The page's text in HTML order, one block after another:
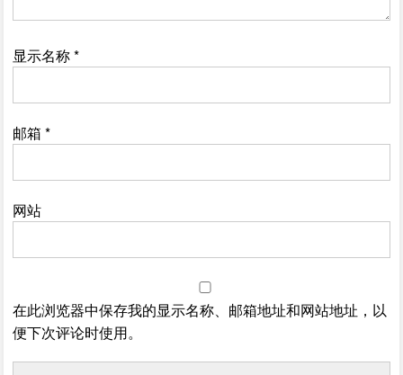
显示名称*
邮箱*
网站
在此浏览器中保存我的显示名称、邮箱地址和网站地址，以
便下次评论时使用。